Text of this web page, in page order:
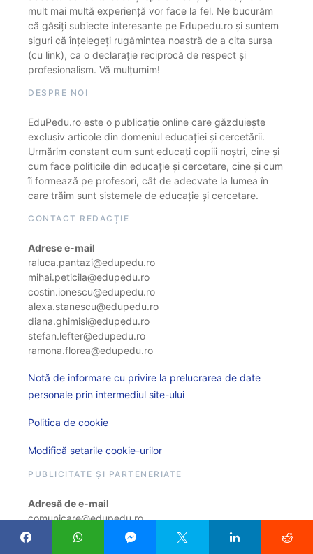
mult mai multă experiență vor face la fel. Ne bucurăm
că găsiți subiecte interesante pe Edupedu.ro și suntem
siguri că înțelegeți rugămintea noastră de a cita sursa
(cu link), ca o declarație reciprocă de respect și
profesionalism. Vă mulțumim!
DESPRE NOI
EduPedu.ro este o publicație online care găzduiește
exclusiv articole din domeniul educației și cercetării.
Urmărim constant cum sunt educați copiii noștri, cine și
cum face politicile din educație și cercetare, cine și cum
îi formează pe profesori, cât de adecvate la lumea în
care trăim sunt sistemele de educație și cercetare.
CONTACT REDACȚIE
Adrese e-mail
raluca.pantazi@edupedu.ro
mihai.peticila@edupedu.ro
costin.ionescu@edupedu.ro
alexa.stanescu@edupedu.ro
diana.ghimisi@edupedu.ro
stefan.lefter@edupedu.ro
ramona.florea@edupedu.ro
Notă de informare cu privire la prelucrarea de date
personale prin intermediul site-ului
Politica de cookie
Modifică setarile cookie-urilor
PUBLICITATE ȘI PARTENERIATE
Adresă de e-mail
comunicare@edupedu.ro